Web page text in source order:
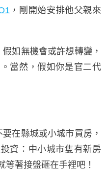
，剛開始安排他父親來
如無機會或許想轉變，
當然，假如你是官二代
在縣城或小城市買房，
資：中小城市隻有新房
等著接盤砸在手裡吧！